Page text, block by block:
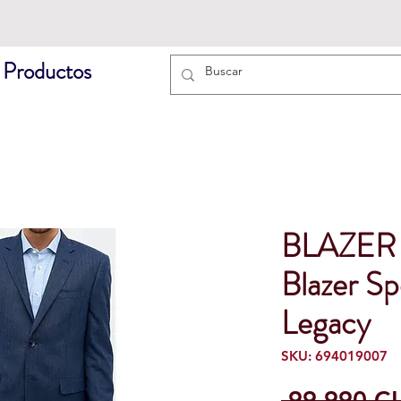
Blazer
Legacy
SKU: 694019007